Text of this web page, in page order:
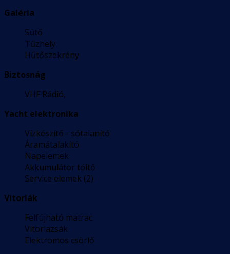
Galéria
Sütő
Tűzhely
Hűtőszekrény
Biztosnág
VHF Rádió,
Yacht elektronika
Vízkészítő - sótalanító
Áramátalakító
Napelemek
Akkumulátor töltő
Service elemek (2)
Vitorlák
Felfújható matrac
Vitorlazsák
Elektromos csörlő